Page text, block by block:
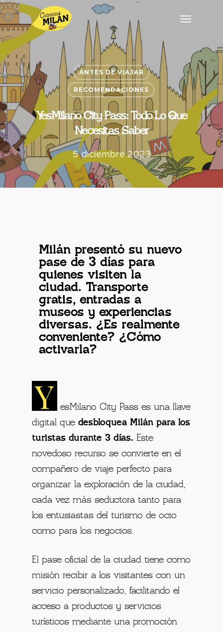
ANTES DE VIAJAR
RECOMENDACIONES
YesMilano City Pass: Todo Lo Que
Necesitas Saber
5 diciembre 2023
Milán presentó su nuevo
pase de 3 días para
quienes visiten la
ciudad. Transporte
gratis, entradas a
museos y experiencias
diversas. ¿Es realmente
conveniente? ¿Cómo
activarla?
Y
esMilano City Pass es una llave
digital que desbloquea Milán para los
turistas durante 3 días. Este
novedoso recurso se convierte en el
compañero de viaje perfecto para
organizar la exploración de la ciudad,
cada vez más seductora tanto para
los entusiastas del turismo de ocio
como para los negocios.
El pase oficial de la ciudad tiene como
misión recibir a los visitantes con un
servicio personalizado, facilitando el
acceso a productos y servicios
turísticos mediante una promoción